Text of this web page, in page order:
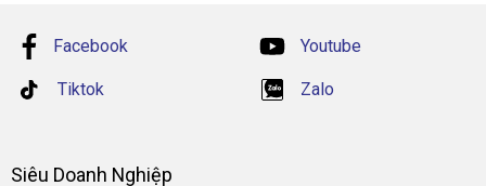
Facebook Youtube
Tiktok Zalo
Siêu Doanh Nghiệp